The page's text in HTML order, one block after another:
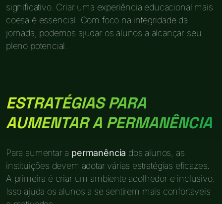
significativo. Criar uma experiência educacional mais
coesa é essencial. Com foco na integridade da
jornada, podemos ajudar os alunos a alcançar seu
pleno potencial.
ESTRATÉGIAS PARA
AUMENTAR A PERMANÊNCIA
Para aumentar a permanência dos alunos, as
instituições devem adotar várias estratégias eficazes.
A primeira é criar um ambiente acolhedor e inclusivo.
Isso ajuda os alunos a se sentirem mais confortáveis